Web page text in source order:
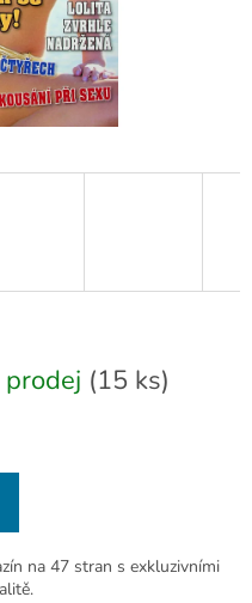
(15 ks)
na 47 stran s exkluzivními